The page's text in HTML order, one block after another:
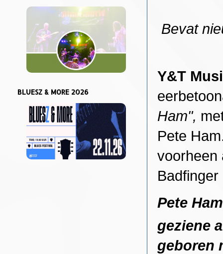
Bevat
Y&T
Ham",
Pete
voorheen
Pete
geziene
geboren
BLUESZ & MORE 2026